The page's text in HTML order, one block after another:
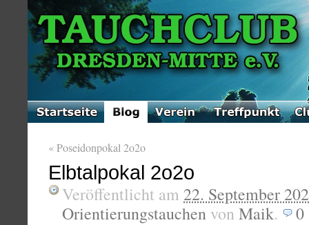
«Poseidonpokal 2o2o
Elbtalpokal 2o2o
Veröffentlicht am 22. September
Orientierungstauchen von Maik. 0